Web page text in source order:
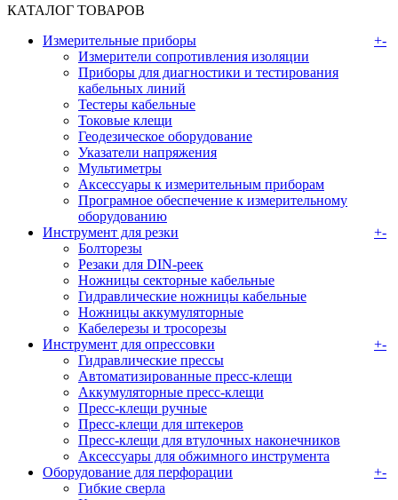
КАТАЛОГ ТОВАРОВ
Измерительные приборы
+-
Измерители сопротивления изоляции
Приборы для диагностики и тестирования
кабельных линий
Тестеры кабельные
Токовые клещи
Геодезическое оборудование
Указатели напряжения
Мультиметры
Аксессуары к измерительным приборам
Програмное обеспечение к измерительному
оборудованию
Инструмент для резки
+-
Болторезы
Резаки для DIN-реек
Ножницы секторные кабельные
Гидравлические ножницы кабельные
Ножницы аккумуляторные
Кабелерезы и тросорезы
Инструмент для опрессовки
+-
Гидравлические прессы
Автоматизированные пресс-клещи
Аккумуляторные преcс-клещи
Пресс-клещи ручные
Пресс-клещи для штекеров
Пресс-клещи для втулочных наконечников
Аксессуары для обжимного инструмента
Оборудование для перфорации
+-
Гибкие сверла